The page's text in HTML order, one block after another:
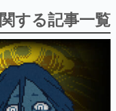
… ゲームにまつわる言葉
ーター文化史研究家・タ